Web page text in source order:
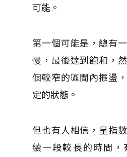
可能。
第一個可能是，總有
慢，最後達到飽和，
個較窄的區間內振盪
定的狀態。
但也有人相信，呈指
續一段較長的時間，